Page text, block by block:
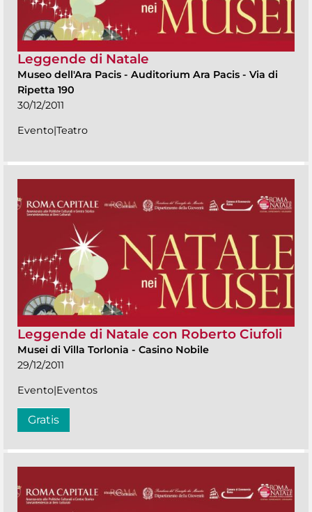
Leggende di Natale
Museo dell'Ara Pacis - Auditorium Ara Pacis - Via di
Ripetta 190
30/12/2011
Evento|Teatro
Leggende di Natale con Roberto Ciufoli
Musei di Villa Torlonia - Casino Nobile
29/12/2011
Evento|Eventos
Gratis